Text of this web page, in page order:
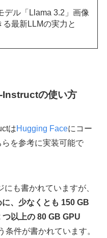
デル「Llama 3.2」画像
る最新LLMの実力と
の使い方
はHugging Faceにコー
を参考に実装可能で
も書かれていますが、
、少なくとも 150 GB
以上の 80 GB GPU
条件が書かれています。